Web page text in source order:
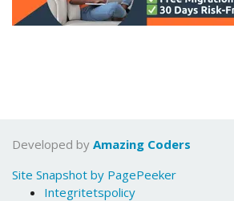
Developed by Amazing Coders
Site Snapshot by PagePeeker
Integritetspolicy